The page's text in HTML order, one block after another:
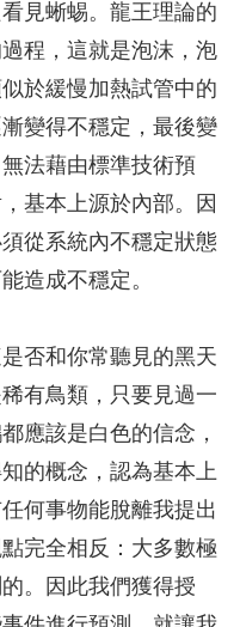
見蜥蜴。龍王理論的
程，這就是泡沫，泡
於緩慢加熱試管中的
變得不穩定，最後變
法藉由標準技術預
基本上源於內部。因
從系統內不穩定狀態
造成不穩定。
否和你常聽見的黑天
有鳥類，只要見過一
應該是白色的信念，
的概念，認為基本上
何事物能脫離我提出
完全相反：大多數極
。因此我們獲得授